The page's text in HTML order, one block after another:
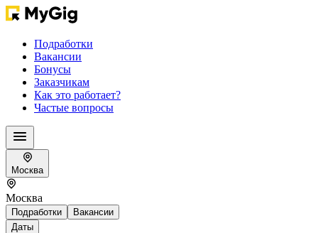
Подработки
Вакансии
Бонусы
Заказчикам
Как это работает?
Частые вопросы
Москва
Москва
Подработки
Вакансии
Даты